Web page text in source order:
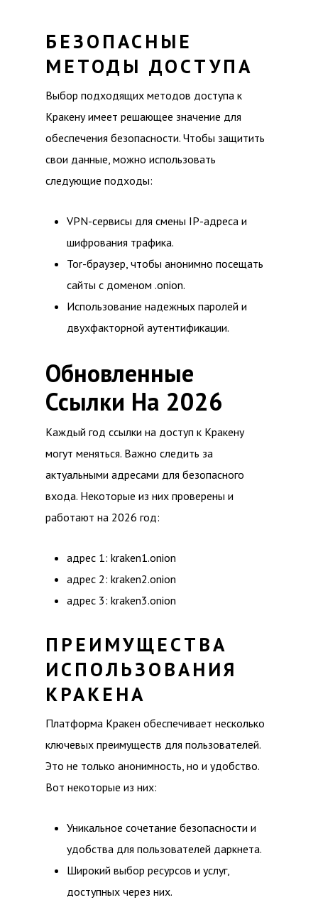
БЕЗОПАСНЫЕ
МЕТОДЫ ДОСТУПА
Выбор подходящих методов доступа к
Кракену имеет решающее значение для
обеспечения безопасности. Чтобы защитить
свои данные, можно использовать
следующие подходы:
VPN-сервисы для смены IP-адреса и
шифрования трафика.
Tor-браузер, чтобы анонимно посещать
сайты с доменом .onion.
Использование надежных паролей и
двухфакторной аутентификации.
Обновленные
Ссылки На 2026
Каждый год ссылки на доступ к Кракену
могут меняться. Важно следить за
актуальными адресами для безопасного
входа. Некоторые из них проверены и
работают на 2026 год:
адрес 1: kraken1.onion
адрес 2: kraken2.onion
адрес 3: kraken3.onion
ПРЕИМУЩЕСТВА
ИСПОЛЬЗОВАНИЯ
КРАКЕНА
Платформа Кракен обеспечивает несколько
ключевых преимуществ для пользователей.
Это не только анонимность, но и удобство.
Вот некоторые из них:
Уникальное сочетание безопасности и
удобства для пользователей даркнета.
Широкий выбор ресурсов и услуг,
доступных через них.